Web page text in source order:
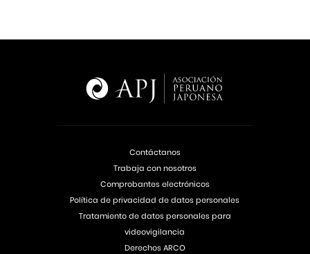
Contáctanos
Trabaja con nosotros
Comprobantes electrónicos
Política de privacidad de datos personales
Tratamiento de datos personales para
videovigilancia
Derechos ARCO